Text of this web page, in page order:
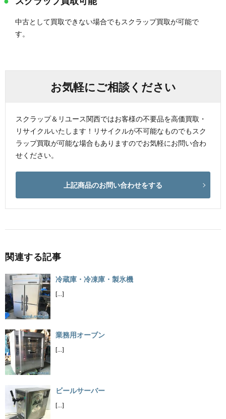
中古として買取できない場合でもスクラップ買取が可能で
す。
お気軽にご相談ください
スクラップ＆リユース関西ではお客様の不要品を高価買取・
リサイクルいたします！リサイクルが不可能なものでもスク
ラップ買取が可能な場合もありますのでお気軽にお問い合わ
せください。
上記商品のお問い合わせをする
関連する記事
冷蔵庫・冷凍庫・製氷機
[…]
業務用オーブン
[…]
ビールサーバー
[…]